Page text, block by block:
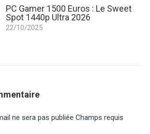
PC Gamer 1500 Euros : Le Sweet
Spot 1440p Ultra 2026
22/10/2025
ne sera pas publiée Champs requis